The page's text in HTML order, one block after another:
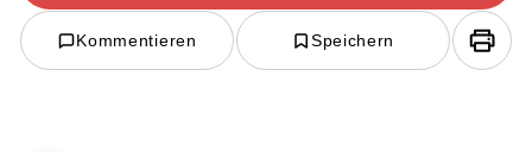
Kommentieren Speichern